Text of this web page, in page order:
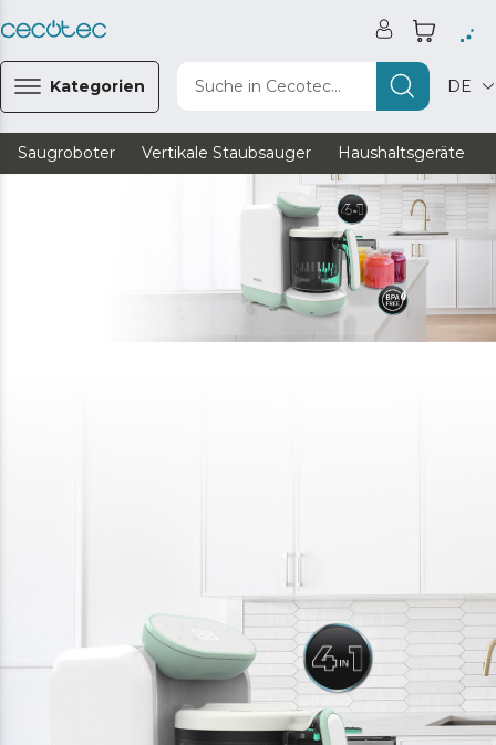
Kategorien Suche in Cecotec... DE
Saugroboter Vertikale Staubsauger Haushaltsgeräte